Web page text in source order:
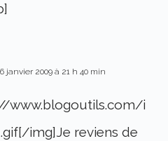
janvier 2009 à 21 h 40 min
www.blogoutils.com/i
img]Je reviens de